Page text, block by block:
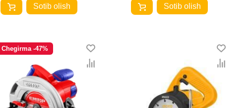
Sotib olish Sotib olish
Chegirma -47%